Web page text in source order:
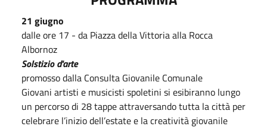
21 giugno
dalle ore 17 - da Piazza della Vittoria alla Rocca
Albornoz
Solstizio d'arte
promosso dalla Consulta Giovanile Comunale
Giovani artisti e musicisti spoletini si esibiranno lungo
un percorso di 28 tappe attraversando tutta la città per
celebrare l’inizio dell’estate e la creatività giovanile